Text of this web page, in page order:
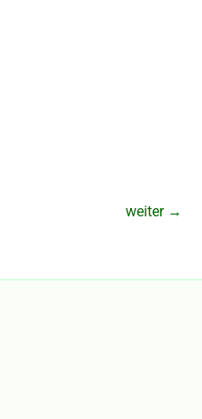
weiter →